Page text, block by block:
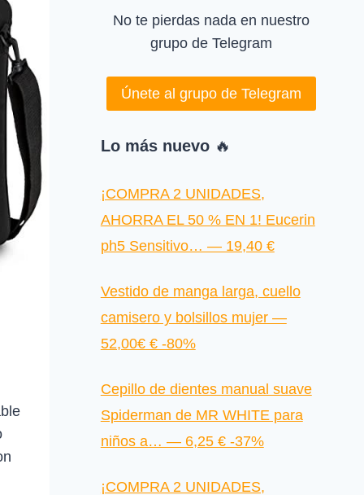
No te pierdas nada en nuestro
grupo de Telegram
Únete al grupo de Telegram
Lo más nuevo🔥
¡COMPRA 2 UNIDADES,
AHORRA EL 50 % EN 1! Eucerin
ph5 Sensitivo… — 19,40 €
Vestido de manga larga, cuello
camisero y bolsillos mujer —
52,00€ € -80%
Cepillo de dientes manual suave
Spiderman de MR WHITE para
niños a… — 6,25 € -37%
¡COMPRA 2 UNIDADES,